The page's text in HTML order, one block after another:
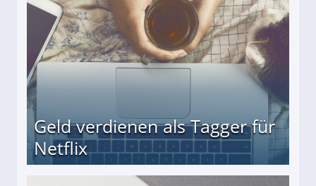
Geld verdienen als Tagger für
Netflix